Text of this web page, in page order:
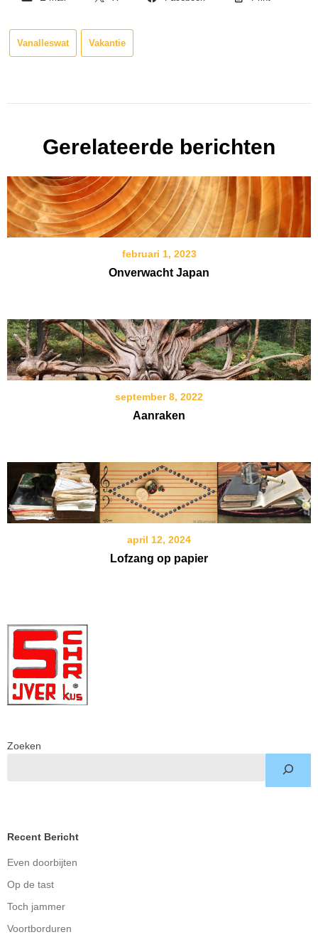
Vanalleswat Vakantie
Gerelateerde berichten
februari 1, 2023
Onverwacht Japan
september 8, 2022
Aanraken
april 12, 2024
Lofzang op papier
Zoeken
Recent Bericht
Even doorbijten
Op de tast
Toch jammer
Voortborduren